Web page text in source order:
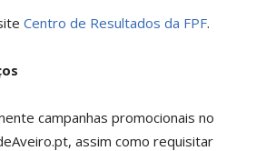
Centro de Resultados da FPF.
campanhas promocionais no
assim como requisitar